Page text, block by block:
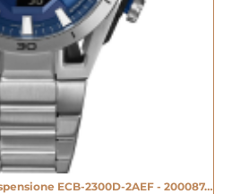
Casio Edifice Bluetooth Sospensione ECB-2300D-2AEF - 20008744